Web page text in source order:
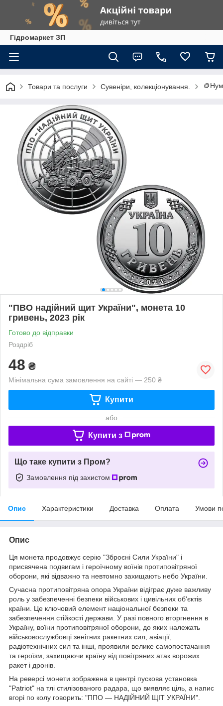
Гiдромаркет ЗП
Товари та послуги Сувеніри, колекціонування.
"ПВО надійний щит України", монета 10
гривень, 2023 рік
Готово до відправки
Роздріб
48 ₴
Мінімальна сума замовлення на сайті — 250 ₴
Купити
або
Купити з
Що таке купити з Пром?
Замовлення під захистом
Опис Характеристики Доставка Оплата Умови
Опис
Ця монета продовжує серію "Зброєні Сили України" і
присвячена подвигам і героїчному воїнів протиповітряної
оборони, які відважно та невтомно захищають небо України.
Сучасна протиповітряна опора України відіграє дуже важливу
роль у забезпеченні безпеки військових і цивільних об'єктів
країни. Це ключовий елемент національної безпеки та
забезпечення стійкості держави. У разі повного вторгнення в
Україну, воїни протиповітряної оборони, до яких належать
військовослужбовці зенітних ракетних сил, авіації,
радіотехнічних сил та інші, проявили велике самопостачання
та героїзм, захищаючи країну від повітряних атак ворожих
ракет і дронів.
На реверсі монети зображена в центрі пускова установка
"Patriot" на тлі стилізованого радара, що виявляє ціль, а напис
вгорі по колу говорить: "ППО — НАДІЙНИЙ ЩІТ УКРАЇНИ".